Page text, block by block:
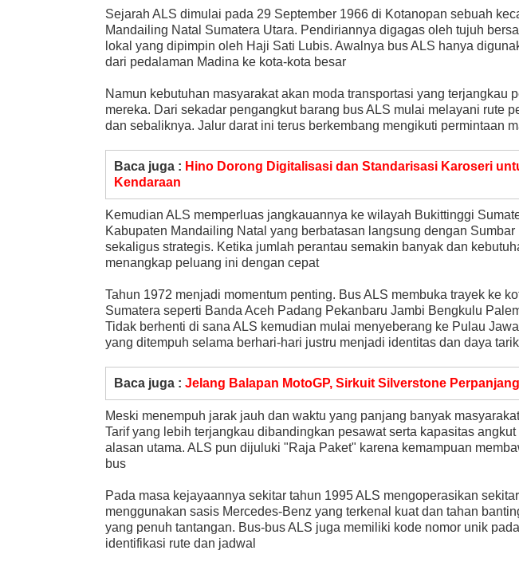
Sejarah ALS dimulai pada 29 September 1966 di Kotanopan sebuah
Mandailing Natal Sumatera Utara. Pendiriannya digagas oleh tujuh
lokal yang dipimpin oleh Haji Sati Lubis. Awalnya bus ALS hanya
dari pedalaman Madina ke kota-kota besar
Namun kebutuhan masyarakat akan moda transportasi yang terjangkau
mereka. Dari sekadar pengangkut barang bus ALS mulai melayani rute
dan sebaliknya. Jalur darat ini terus berkembang mengikuti permintaan
Baca juga : Hino Dorong Digitalisasi dan Standarisasi Karoseri
Kendaraan
Kemudian ALS memperluas jangkauannya ke wilayah Bukittinggi
Kabupaten Mandailing Natal yang berbatasan langsung dengan
sekaligus strategis. Ketika jumlah perantau semakin banyak dan
menangkap peluang ini dengan cepat
Tahun 1972 menjadi momentum penting. Bus ALS membuka trayek ke
Sumatera seperti Banda Aceh Padang Pekanbaru Jambi Bengkulu
Tidak berhenti di sana ALS kemudian mulai menyeberang ke Pulau
yang ditempuh selama berhari-hari justru menjadi identitas dan daya
Baca juga : Jelang Balapan MotoGP, Sirkuit Silverstone
Meski menempuh jarak jauh dan waktu yang panjang banyak
Tarif yang lebih terjangkau dibandingkan pesawat serta kapasitas
alasan utama. ALS pun dijuluki "Raja Paket" karena kemampuan
bus
Pada masa kejayaannya sekitar tahun 1995 ALS mengoperasikan
menggunakan sasis Mercedes-Benz yang terkenal kuat dan tahan
yang penuh tantangan. Bus-bus ALS juga memiliki kode nomor unik
identifikasi rute dan jadwal